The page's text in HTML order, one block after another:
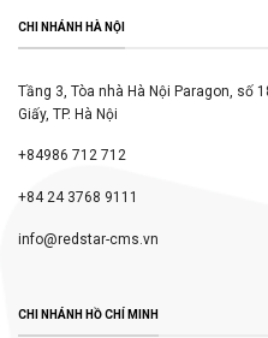
CHI NHÁNH HÀ NỘI
Tầng 3, Tòa nhà Hà Nội Paragon, số
Giấy, TP. Hà Nội
+84986 712 712
+84 24 3768 9111
info@redstar-cms.vn
CHI NHÁNH HỒ CHÍ MINH